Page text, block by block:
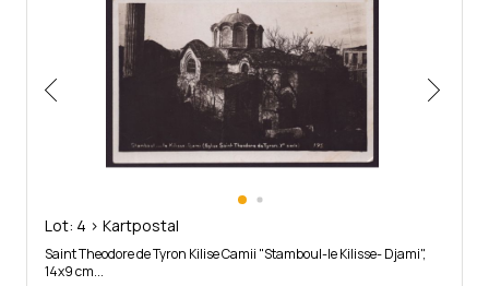
Lot: 4 > Kartpostal
Saint Theodore de Tyron Kilise Camii "Stamboul-le Kilisse- Djami",
14x9 cm...